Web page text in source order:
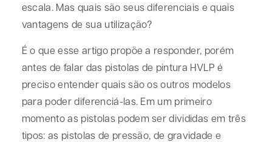
escala. Mas quais são seus diferenciais e quais
vantagens de sua utilização?
É o que esse artigo propõe a responder, porém
antes de falar das pistolas de pintura HVLP é
preciso entender quais são os outros modelos
para poder diferenciá-las. Em um primeiro
momento as pistolas podem ser divididas em três
tipos: as pistolas de pressão, de gravidade e